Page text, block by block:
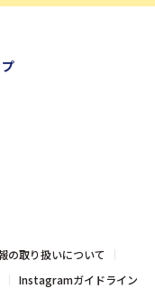
の取り扱いについて
Instagramガイドライン